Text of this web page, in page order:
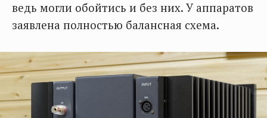
ведь могли обойтись и без них. У аппаратов
заявлена полностью балансная схема.